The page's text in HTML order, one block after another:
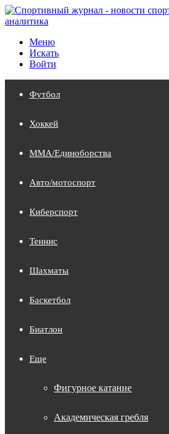
Меню
Искать
Войти
Футбол
Хоккей
MMA/Единоборства
Авто/мотоспорт
Киберспорт
Теннис
Шахматы
Баскетбол
Биатлон
Еще
Фигурное катание
Академическая гребля